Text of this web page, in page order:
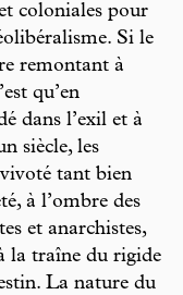
coloniales pour
Si le
remontant à
qu’en
dans l’exil et à
siècle, les
tant bien
à l’ombre des
et anarchistes,
la traîne du rigide
La nature du